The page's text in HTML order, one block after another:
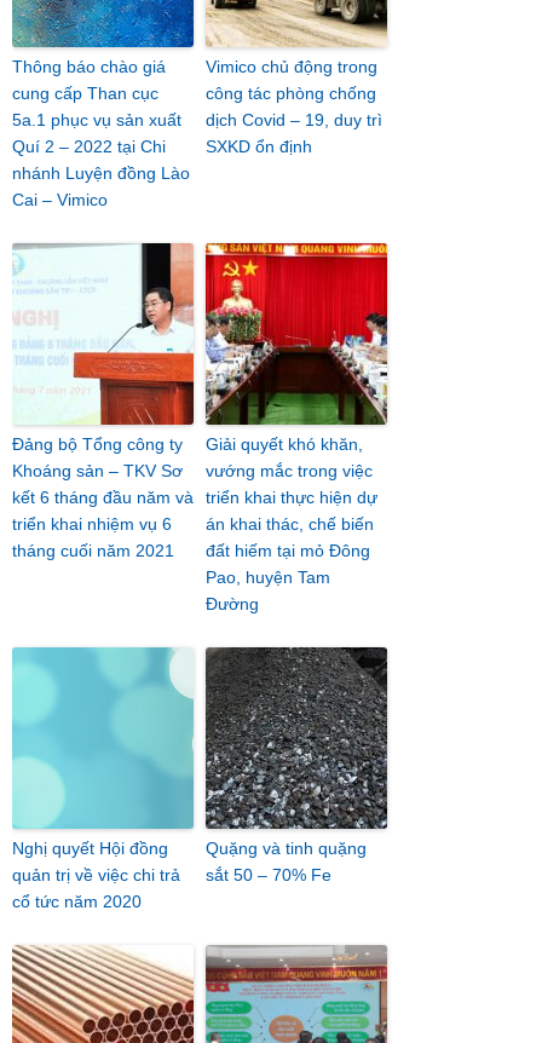
Thông báo chào giá
cung cấp Than cục
5a.1 phục vụ sản xuất
Quí 2 – 2022 tại Chi
nhánh Luyện đồng Lào
Cai – Vimico
Vimico chủ động trong
công tác phòng chống
dịch Covid – 19, duy trì
SXKD ổn định
Đảng bộ Tổng công ty
Khoáng sản – TKV Sơ
kết 6 tháng đầu năm và
triển khai nhiệm vụ 6
tháng cuối năm 2021
Giải quyết khó khăn,
vướng mắc trong việc
triển khai thực hiện dự
án khai thác, chế biến
đất hiếm tại mỏ Đông
Pao, huyện Tam
Đường
Nghị quyết Hội đồng
quản trị về việc chi trả
cổ tức năm 2020
Quặng và tinh quặng
sắt 50 – 70% Fe